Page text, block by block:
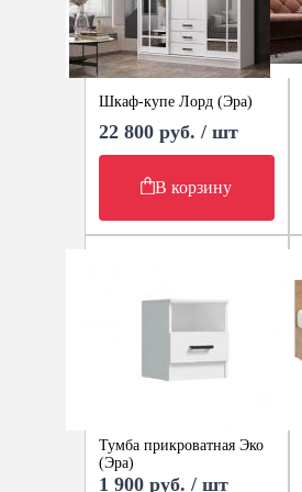
Шкаф-купе Лорд (Эра)
22 800 руб. / шт
В корзину
Тумба прикроватная Эко
(Эра)
1 900 руб. / шт